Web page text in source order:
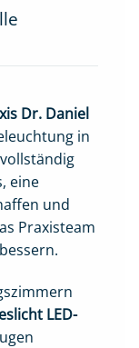
Dr. Daniel
in
eine
und
Praxisteam
LED-